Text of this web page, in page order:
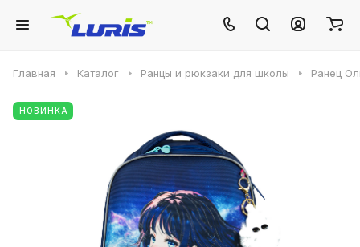
Главная Каталог Ранцы и рюкзаки для школы Ранец
НОВИНКА